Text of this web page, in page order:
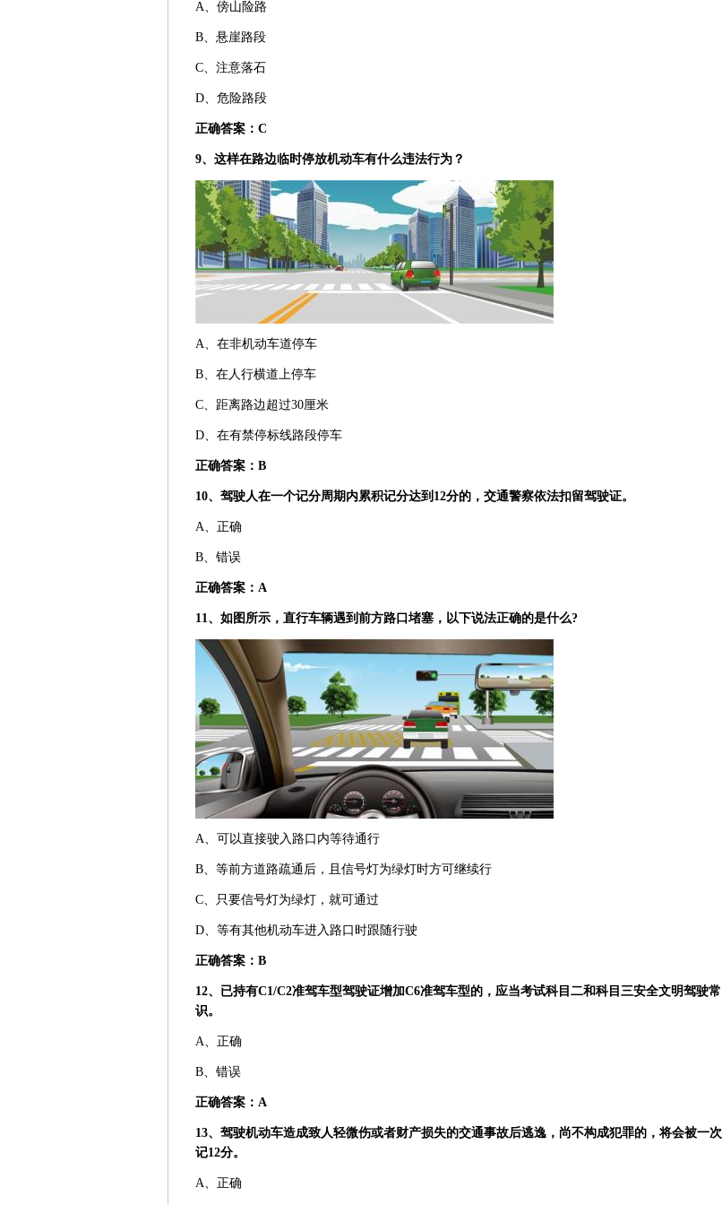
A、傍山险路
B、悬崖路段
C、注意落石
D、危险路段
正确答案：C
9、这样在路边临时停放机动车有什么违法行为？
A、在非机动车道停车
B、在人行横道上停车
C、距离路边超过30厘米
D、在有禁停标线路段停车
正确答案：B
10、驾驶人在一个记分周期内累积记分达到12分的，交通警察依法扣留驾驶证。
A、正确
B、错误
正确答案：A
11、如图所示，直行车辆遇到前方路口堵塞，以下说法正确的是什么?
A、可以直接驶入路口内等待通行
B、等前方道路疏通后，且信号灯为绿灯时方可继续行
C、只要信号灯为绿灯，就可通过
D、等有其他机动车进入路口时跟随行驶
正确答案：B
12、已持有C1/C2准驾车型驾驶证增加C6准驾车型的，应当考试科目二和科目三安全文明驾驶常
识。
A、正确
B、错误
正确答案：A
13、驾驶机动车造成致人轻微伤或者财产损失的交通事故后逃逸，尚不构成犯罪的，将会被一次
记12分。
A、正确